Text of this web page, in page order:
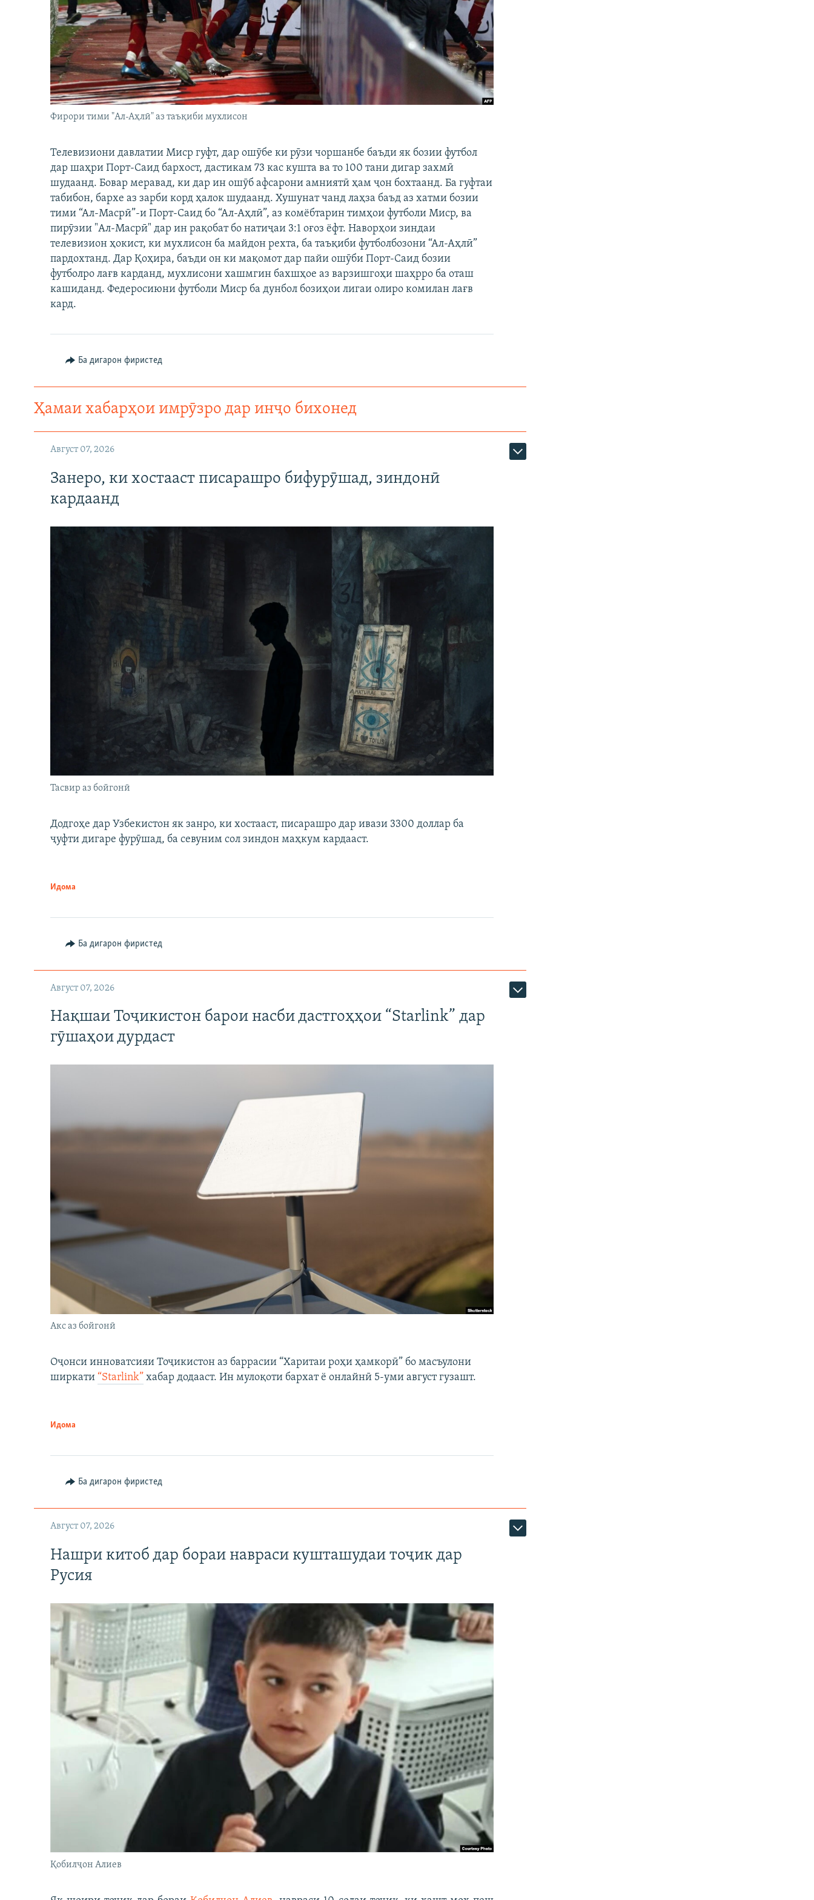
Фирори тими "Ал-Аҳлӣ" аз таъқиби мухлисон
Телевизиони давлатии Миср гуфт, дар ошӯбе ки рӯзи чоршанбе баъди як бозии футбол
дар шаҳри Порт-Саид бархост, дастикам 73 кас кушта ва то 100 тани дигар захмӣ
шудаанд. Бовар меравад, ки дар ин ошӯб афсарони амниятӣ ҳам ҷон бохтаанд. Ба гуфтаи
табибон, бархе аз зарби корд ҳалок шудаанд. Хушунат чанд лаҳза баъд аз хатми бозии
тими “Ал-Масрӣ”-и Порт-Саид бо “Ал-Аҳлӣ”, аз комёбтарин тимҳои футболи Миср, ва
пирӯзии "Ал-Масрӣ" дар ин рақобат бо натиҷаи 3:1 оғоз ёфт. Наворҳои зиндаи
телевизион ҳокист, ки мухлисон ба майдон рехта, ба таъқиби футболбозони “Ал-Аҳлӣ”
пардохтанд. Дар Қоҳира, баъди он ки мақомот дар пайи ошӯби Порт-Саид бозии
футболро лағв карданд, мухлисони хашмгин бахшҳое аз варзишгоҳи шаҳрро ба оташ
кашиданд. Федеросиюни футболи Миср ба дунбол бозиҳои лигаи олиро комилан лағв
кард.
Ба дигарон фиристед
Ҳамаи хабарҳои имрӯзро дар инҷо бихонед
Август 07, 2026
Занеро, ки хостааст писарашро бифурӯшад, зиндонӣ
кардаанд
Тасвир аз бойгонӣ
Додгоҳе дар Узбекистон як занро, ки хостааст, писарашро дар ивази 3300 доллар ба
ҷуфти дигаре фурӯшад, ба севуним сол зиндон маҳкум кардааст.
Идома
Ба дигарон фиристед
Август 07, 2026
Нақшаи Тоҷикистон барои насби дастгоҳҳои “Starlink” дар
гӯшаҳои дурдаст
Акс аз бойгонӣ
Оҷонси инноватсияи Тоҷикистон аз баррасии “Харитаи роҳи ҳамкорӣ” бо масъулони
ширкати “Starlink” хабар додааст. Ин мулоқоти бархат ё онлайнӣ 5-уми август гузашт.
Идома
Ба дигарон фиристед
Август 07, 2026
Нашри китоб дар бораи навраси кушташудаи тоҷик дар
Русия
Қобилҷон Алиев